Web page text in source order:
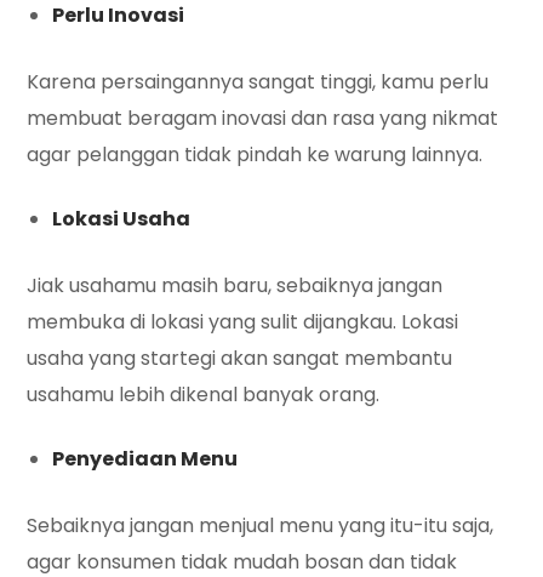
Perlu Inovasi
Karena persaingannya sangat tinggi, kamu perlu
membuat beragam inovasi dan rasa yang nikmat
agar pelanggan tidak pindah ke warung lainnya.
Lokasi Usaha
Jiak usahamu masih baru, sebaiknya jangan
membuka di lokasi yang sulit dijangkau. Lokasi
usaha yang startegi akan sangat membantu
usahamu lebih dikenal banyak orang.
Penyediaan Menu
Sebaiknya jangan menjual menu yang itu-itu saja,
agar konsumen tidak mudah bosan dan tidak